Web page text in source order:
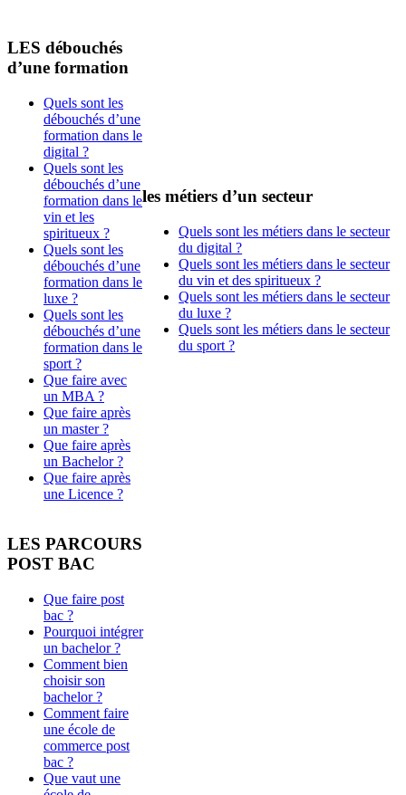
LES débouchés
d’une formation
Quels sont les
débouchés d’une
formation dans le
digital ?
Quels sont les
débouchés d’une
formation dans le
vin et les
spiritueux ?
Quels sont les
débouchés d’une
formation dans le
luxe ?
Quels sont les
débouchés d’une
formation dans le
sport ?
Que faire avec
un MBA ?
Que faire après
un master ?
Que faire après
un Bachelor ?
Que faire après
une Licence ?
les métiers d’un secteur
Quels sont les métiers dans le secteur
du digital ?
Quels sont les métiers dans le secteur
du vin et des spiritueux ?
Quels sont les métiers dans le secteur
du luxe ?
Quels sont les métiers dans le secteur
du sport ?
LES PARCOURS
POST BAC
Que faire post
bac ?
Pourquoi intégrer
un bachelor ?
Comment bien
choisir son
bachelor ?
Comment faire
une école de
commerce post
bac ?
Que vaut une